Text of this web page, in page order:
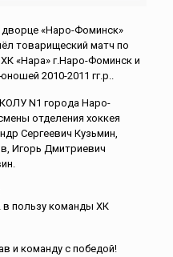
«Наро-Фоминск»
товарищеский матч по
«Нара» г.Наро-Фоминск и
2010-2011 гг.р..
N1 города Наро-
отделения хоккея
Сергеевич Кузьмин,
Игорь Дмитриевич
в пользу команды ХК
и команду с победой!